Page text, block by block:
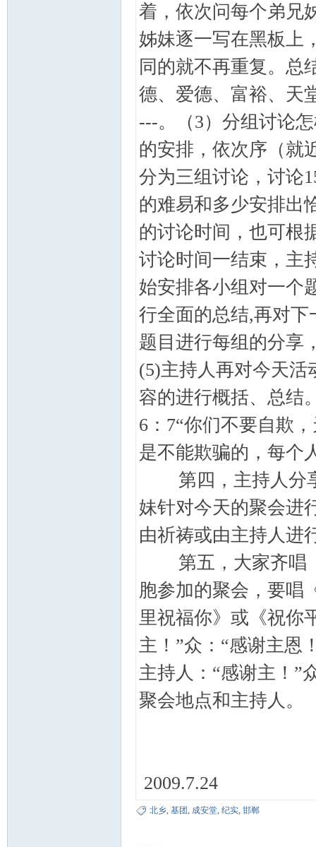
着，依次问每个弟兄
姊妹逐一写在黑板上
同的就不再重复。总
德、爱德、富裕、天
---。（3）分组讨论
的安排，依次序（就
分为三组讨论，讨论
的难易和多少安排出
的讨论时间，也可根
讨论时间一结束，主
始安排各小组对一个
行全面的总结,再对下
题目进行每组的分享
(5)主持人再对今天活
容的进行概括、总结
6：7“你们不要自欺
是不能欺骗的，每个
第四，主持人分享
妹针对今天的聚会进
由祈祷或由主持人进
第五，大家齐唱《
胞参加的聚会，要唱
里祝福你》或《祝你
主！”众：“感谢主恩
主持人：“感谢主！”
聚会地点和主持人。
2009.7.24
北乡, 基团, 成安堂, 纪实, 邯郸